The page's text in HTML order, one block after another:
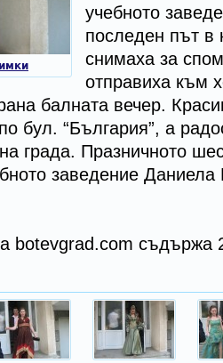
учебното
последен път в
снимаха за
отправиха към
балната вечер.
бул. “България”, а
града. Празничното
заведение Даниела
botevgrad.com съдържа